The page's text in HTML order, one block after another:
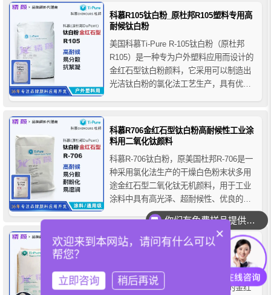
6300采用氯化法工艺生产，经过高度表面
包膜处理，展现了卓越的白度和遮盖力。
科慕R105钛白粉_原杜邦R105塑料专用高
耐候钛白粉
美国科慕Ti-Pure R-105钛白粉（原杜邦
R105）是一种专为户外塑料应用而设计的
金红石型钛白粉颜料，它采用可以制造出
光洁钛白粉的氯化法工艺生产，具有优异
性能对于室外PVC产品尤为重要，其优异
的性能使颜色调配工作变得十分轻松。
科慕R706金红石型钛白粉高耐候性工业涂
料用二氧化钛颜料
科慕R-706钛白粉，原美国杜邦R-706是一
种采用氯化法生产的干燥白色粉末状多用
途金红石型二氧化钛无机颜料，用于工业
涂料中具有高光泽、超耐候性、优良的分
散性和漆膜固化性等优点。这些优良性质
使杜邦R-706钛白粉成为一种真正意义上的
多用途工业用颜料。
科慕R-101钛白粉塑料用金红石型二氧化钛
科慕R101钛白粉，原美国杜邦DuPont Ti-
Pure R-101是采用氯化法工艺生产的金红
你们有免费样品提供吗？
×
欢迎来到本网站，请问有什么可以
帮您？
立即咨询 稍后再说